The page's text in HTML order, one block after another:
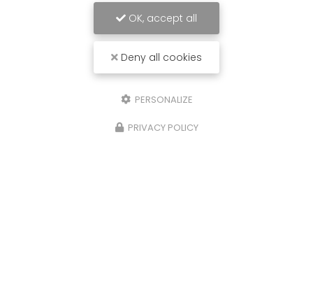
OK, accept all
Deny all cookies
PERSONALIZE
PRIVACY POLICY